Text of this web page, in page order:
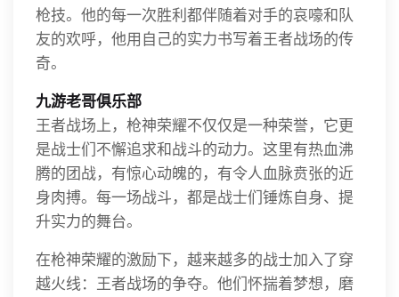
枪技。他的每一次胜利都伴随着对手的哀嚎和队
友的欢呼，他用自己的实力书写着王者战场的传
奇。
九游老哥俱乐部
王者战场上，枪神荣耀不仅仅是一种荣誉，它更
是战士们不懈追求和战斗的动力。这里有热血沸
腾的团战，有惊心动魄的，有令人血脉贲张的近
身肉搏。每一场战斗，都是战士们锤炼自身、提
升实力的舞台。
在枪神荣耀的激励下，越来越多的战士加入了穿
越火线：王者战场的争夺。他们怀揣着梦想，磨